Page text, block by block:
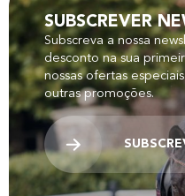
SUBSCREVER
Subscreva a nossa
desconto na sua
nossas ofertas
outras promoções.